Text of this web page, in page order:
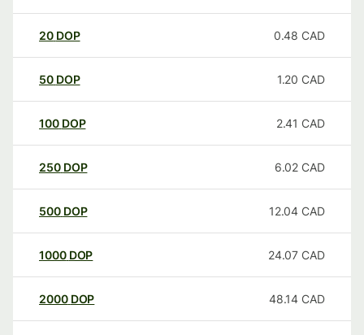
20 DOP 0.48 CAD
50 DOP 1.20 CAD
100 DOP 2.41 CAD
250 DOP 6.02 CAD
500 DOP 12.04 CAD
1000 DOP 24.07 CAD
2000 DOP 48.14 CAD